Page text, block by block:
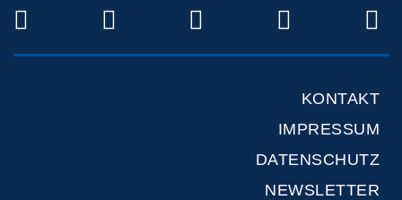
TWITTERFACEBOOKINSTAGRAM
KONTAKT
IMPRESSUM
DATENSCHUTZ
NEWSLETTER